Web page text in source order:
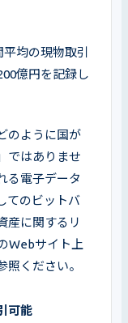
均の現物取引
億円を記録し
のように国が
ではありませ
る電子データ
てのビットバ
産に関するリ
Webサイト上
照ください。
可能